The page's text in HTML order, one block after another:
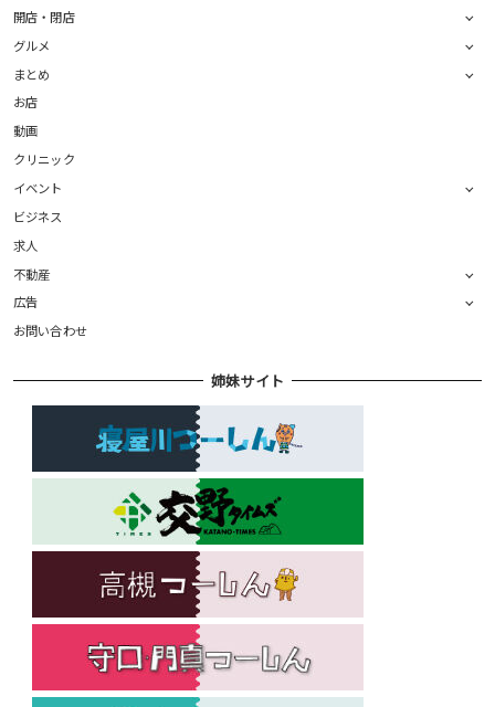
開店・閉店
グルメ
まとめ
お店
動画
クリニック
イベント
ビジネス
求人
不動産
広告
お問い合わせ
姉妹サイト